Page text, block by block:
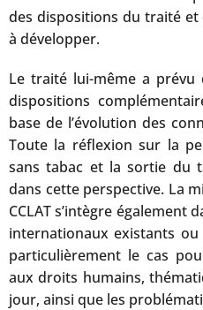
des dispositions du traité
à développer.
Le traité lui-même a prévu
dispositions
base de l’évolution des
Toute la réflexion sur la
sans tabac et la sortie du
dans cette perspective. La
CCLAT s’intègre également
internationaux existants ou
particulièrement le cas
aux droits humains,
jour, ainsi que les